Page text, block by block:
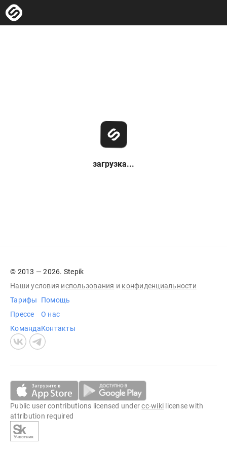
загрузка...
© 2013 — 2026. Stepik
Наши условия использования и конфиденциальности
Тарифы
Прессе
Команда
Помощь
О нас
Контакты
Public user contributions licensed undercc-wiki license with
attribution required